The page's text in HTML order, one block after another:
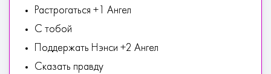
Растрогаться +1 Ангел
С тобой
Поддержать Нэнси +2 Ангел
Сказать правду